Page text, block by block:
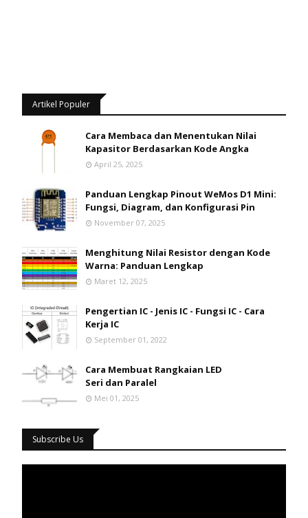
Artikel Populer
Cara Membaca dan Menentukan Nilai
Kapasitor Berdasarkan Kode Angka
April 25, 2025
Panduan Lengkap Pinout WeMos D1 Mini:
Fungsi, Diagram, dan Konfigurasi Pin
November 07, 2025
Menghitung Nilai Resistor dengan Kode
Warna: Panduan Lengkap
Maret 12, 2025
Pengertian IC - Jenis IC - Fungsi IC - Cara
Kerja IC
September 01, 2022
Cara Membuat Rangkaian LED
Seri dan Paralel
Mei 01, 2025
Subscribe Us